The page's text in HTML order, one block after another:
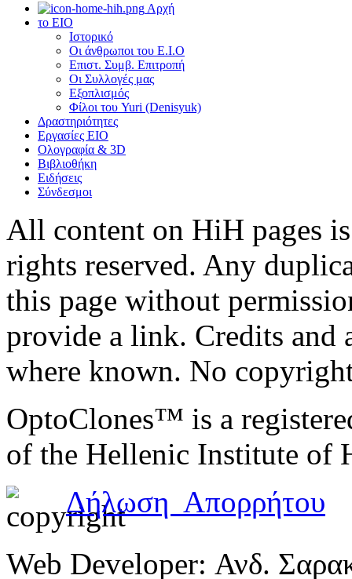
Αρχή
το ΕΙΟ
Ιστορικό
Οι άνθρωποι του Ε.Ι.Ο
Επιστ. Συμβ. Επιτροπή
Οι Συλλογές μας
Εξοπλισμός
Φίλοι του Yuri (Denisyuk)
Δραστηριότητες
Εργασίες ΕΙΟ
Ολογραφία & 3D
Βιβλιοθήκη
Ειδήσεις
Σύνδεσμοι
All content on HiH pages
rights reserved. Any
this page without
provide a link. Credits and
where known. No
OptoClones™ is a
of the Hellenic Institute of
Δήλωση Απορρήτου
Web Developer: Ανδ.